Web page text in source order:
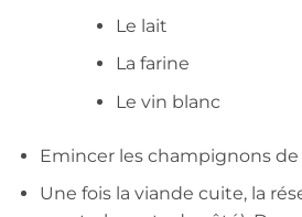
Le lait
La farine
Le vin blanc
Emincer les champignons de
Une fois la viande cuite, la